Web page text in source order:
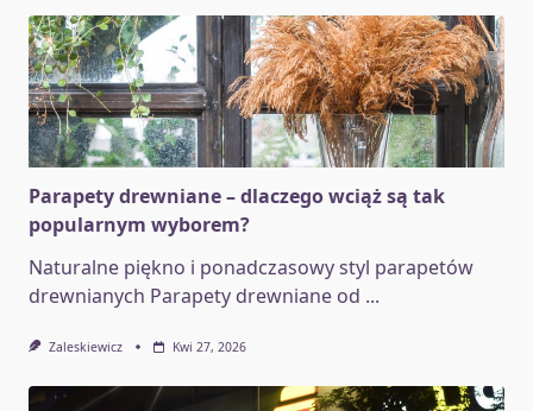
Parapety drewniane – dlaczego wciąż są tak
popularnym wyborem?
Naturalne piękno i ponadczasowy styl parapetów
drewnianych Parapety drewniane od ...
Zaleskiewicz Kwi 27, 2026